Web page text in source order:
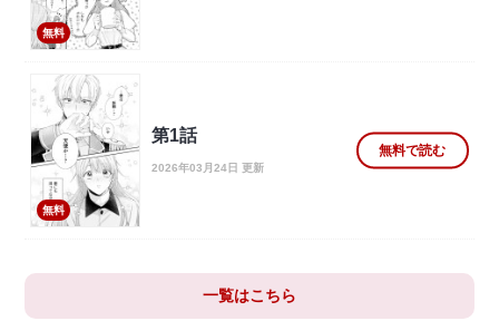
無料
無料
第1話
2026年03月24日 更新
無料で読む
一覧はこちら